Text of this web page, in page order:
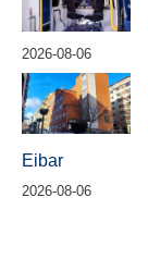
2026-08-06
Eibar
2026-08-06